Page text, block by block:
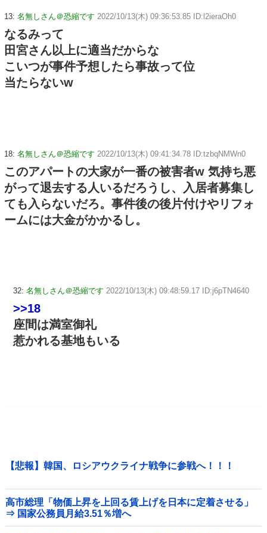
13: 名無しさん＠恐縮です 2022/10/13(木) 09:36:53.85 ID:l2ieraOh0
なるみって
田宮さん以上に適当だからな
こいつが事件予想したら事故って位
当たらないw
18: 名無しさん＠恐縮です 2022/10/13(木) 09:41:34.78 ID:tzbqNMWn0
このアパートの大家が一番の被害者w 気持ち悪
がって退去する人いるだろうし、入居者募集し
ても入らないだろ。事件後の後片付けやリフォ
ームには大金がかかるし。
32: 名無しさん＠恐縮です 2022/10/13(木) 09:48:59.17 ID:j6pTN4640
>>18
座間は満室御礼
惹かれる基地もいる
【悲報】韓国、ロシアウクライナ戦争に参戦へ！！！
高市総理「物価上昇を上回る賃上げを日本に定着させる」
⇒ 国家公務員月給3.51％増へ